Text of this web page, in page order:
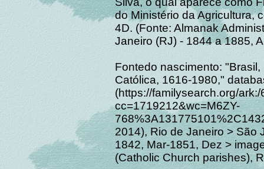
do Ministério da Agricultura,
4D. (Fonte: Almanak
Janeiro (RJ) - 1844 a 1885,
Fontedo nascimento:
Católica, 1616-1980,"
(https://familysearch.org/
cc=1719212&wc=M6ZY-
2014), Rio de Janeiro > São
1842, Mar-1851, Dez >
(Catholic Church parishes),